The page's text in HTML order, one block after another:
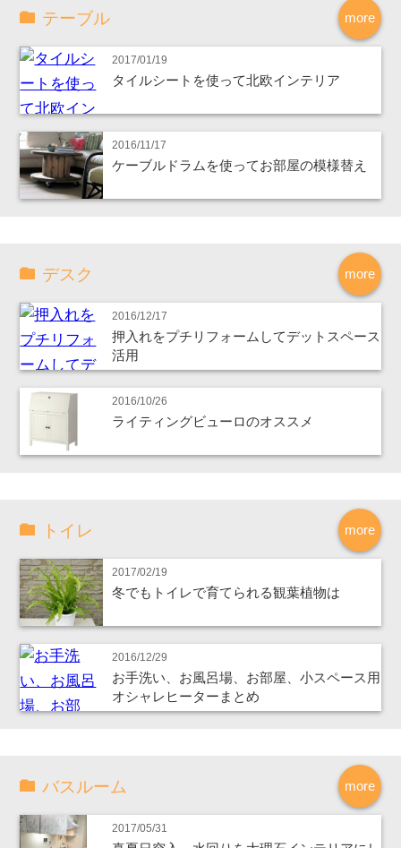
more
テーブル
2017/01/19
タイルシートを使って北欧インテリア
2016/11/17
ケーブルドラムを使ってお部屋の模様替え
more
デスク
2016/12/17
押入れをプチリフォームしてデットスペース
活用
2016/10/26
ライティングビューロのオススメ
more
トイレ
2017/02/19
冬でもトイレで育てられる観葉植物は
2016/12/29
お手洗い、お風呂場、お部屋、小スペース用
オシャレヒーターまとめ
more
バスルーム
2017/05/31